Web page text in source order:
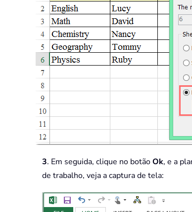
3. Em seguida, clique no botãoOk, e a
de trabalho, veja a captura de tela: